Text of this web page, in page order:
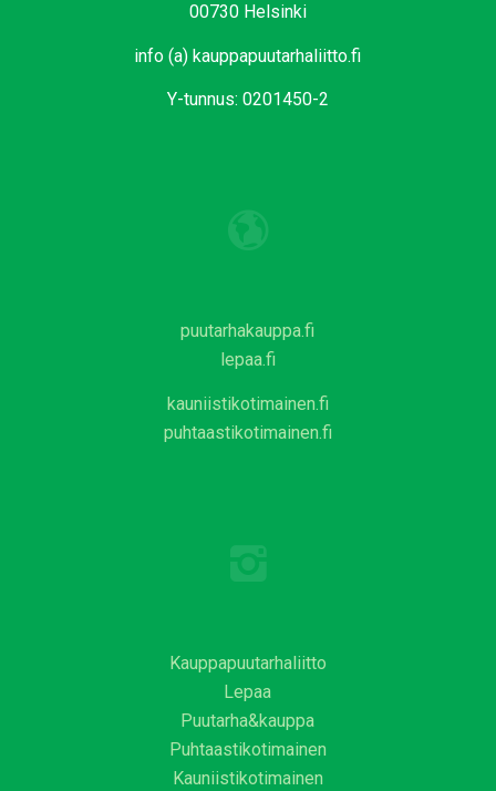
00730 Helsinki
info (a) kauppapuutarhaliitto.fi
Y-tunnus: 0201450-2
puutarhakauppa.fi
lepaa.fi
kauniistikotimainen.fi
puhtaastikotimainen.fi
Kauppapuutarhaliitto
Lepaa
Puutarha&kauppa
Puhtaastikotimainen
Kauniistikotimainen